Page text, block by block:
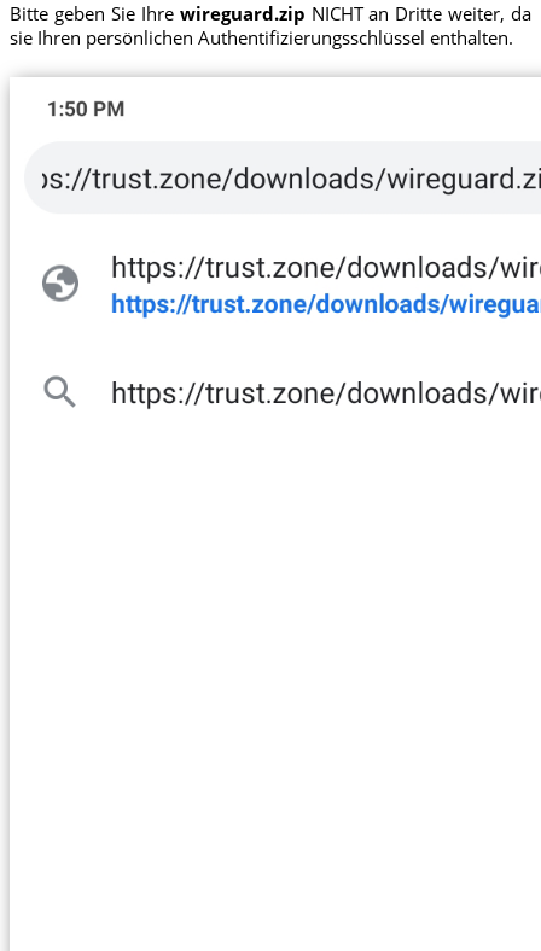
Bitte geben Sie Ihre wireguard.zip NICHT an Dritte weiter, da
sie Ihren persönlichen Authentifizierungsschlüssel enthalten.